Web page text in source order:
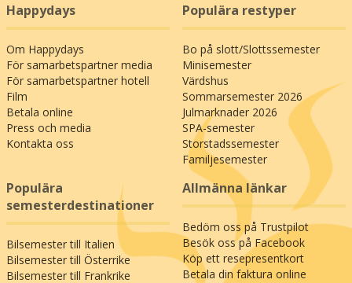
Happydays
Om Happydays
För samarbetspartner media
För samarbetspartner hotell
Film
Betala online
Press och media
Kontakta oss
Populära restyper
Bo på slott/Slottssemester
Minisemester
Värdshus
Sommarsemester 2026
Julmarknader 2026
SPA-semester
Storstadssemester
Familjesemester
Populära
semesterdestinationer
Bilsemester till Italien
Bilsemester till Österrike
Bilsemester till Frankrike
Allmänna länkar
Bedöm oss på Trustpilot
Besök oss på Facebook
Köp ett resepresentkort
Betala din faktura online